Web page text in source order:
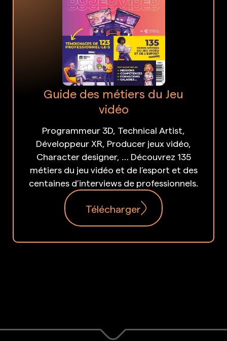
Guide des métiers du Jeu
vidéo
Programmeur 3D, Technical Artist,
Développeur XR, Producer jeux vidéo,
Character designer, … Découvrez 135
métiers du jeu vidéo et de l’esport et des
centaines d’interviews de professionnels.
Télécharger